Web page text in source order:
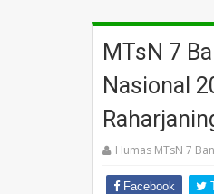
MTsN 7
Nasional
Humas MTsN 7
Facebook